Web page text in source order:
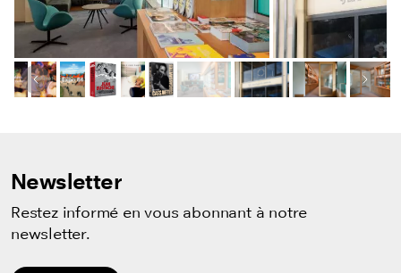
Image précédente
Newsletter
Restez informé en vous abonnant à notre
newsletter.